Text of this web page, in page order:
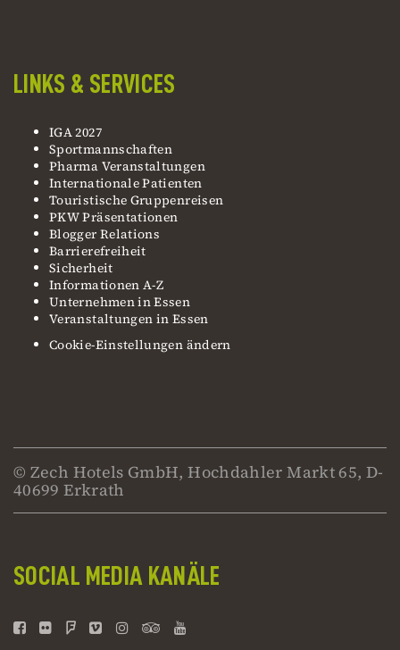
LINKS & SERVICES
IGA 2027
Sportmannschaften
Pharma Veranstaltungen
Internationale Patienten
Touristische Gruppenreisen
PKW Präsentationen
Blogger Relations
Barrierefreiheit
Sicherheit
Informationen A-Z
Unternehmen in Essen
Veranstaltungen in Essen
Cookie-Einstellungen ändern
© Zech Hotels GmbH, Hochdahler Markt 65, D-
40699 Erkrath
SOCIAL MEDIA KANÄLE